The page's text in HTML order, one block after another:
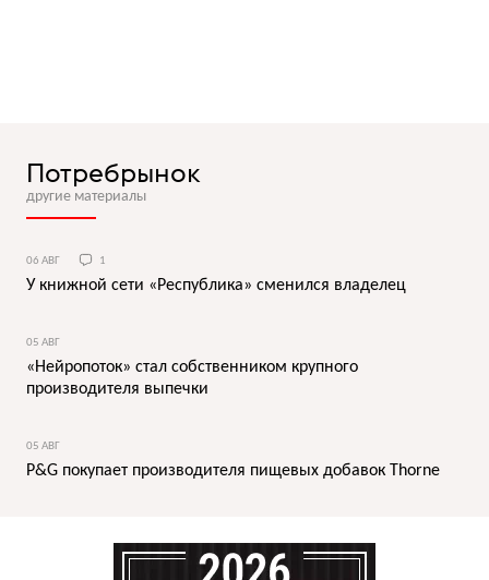
Потребрынок
другие материалы
06 АВГ 1
У книжной сети «Республика» сменился владелец
05 АВГ
«Нейропоток» стал собственником крупного
производителя выпечки
05 АВГ
P&G покупает производителя пищевых добавок Thorne